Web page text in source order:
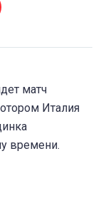
матч
Италия
времени.